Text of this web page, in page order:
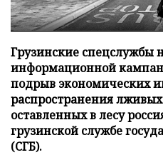
Грузинские спецслужбы
информационной
подрыв экономических
распространения
оставленных в лесу
грузинской службе
(СГБ).